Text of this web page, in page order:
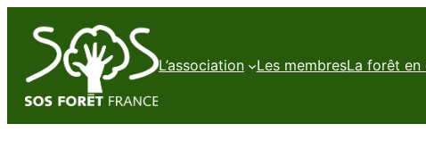
L’association Les membresLa forêt en